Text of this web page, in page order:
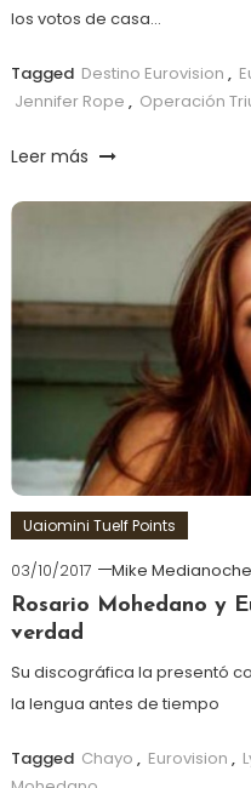
los votos de casa…
Tagged Destino Eurovision ,
Jennifer Rope , Operación
Leer más
Uaiomini Tuelf Points
03/10/2017
Mike Medianoche
Rosario Mohedano y
verdad
Su discográfica la presentó
la lengua antes de tiempo
Tagged Chayo , Eurovision ,